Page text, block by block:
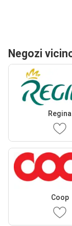
Negozi
Regina
Coop